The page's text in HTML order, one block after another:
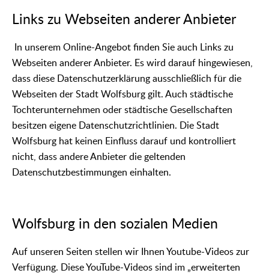
Links zu Webseiten anderer Anbieter
In unserem Online-Angebot finden Sie auch Links zu
Webseiten anderer Anbieter. Es wird darauf hingewiesen,
dass diese Datenschutzerklärung ausschließlich für die
Webseiten der Stadt Wolfsburg gilt. Auch städtische
Tochterunternehmen oder städtische Gesellschaften
besitzen eigene Datenschutzrichtlinien. Die Stadt
Wolfsburg hat keinen Einfluss darauf und kontrolliert
nicht, dass andere Anbieter die geltenden
Datenschutzbestimmungen einhalten.
Wolfsburg in den sozialen Medien
Auf unseren Seiten stellen wir Ihnen Youtube-Videos zur
Verfügung. Diese YouTube-Videos sind im „erweiterten